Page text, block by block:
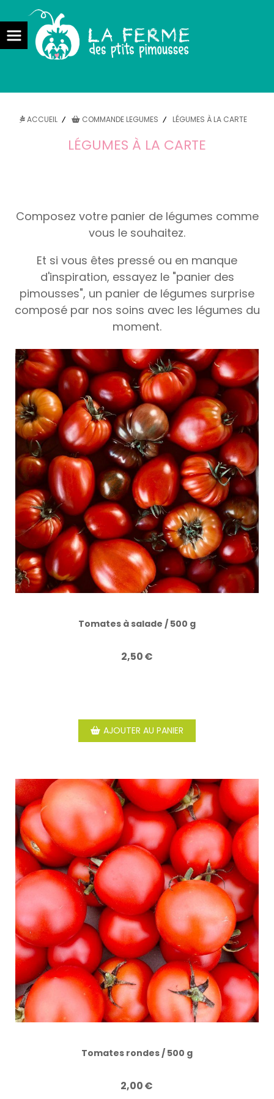
ACCUEIL COMMANDE LEGUMES LÉGUMES À LA CARTE
LÉGUMES À LA CARTE
Composez votre panier de légumes comme
vous le souhaitez.
Et si vous êtes pressé ou en manque
d'inspiration, essayez le "panier des
pimousses", un panier de légumes surprise
composé par nos soins avec les légumes du
moment.
Tomates à salade / 500 g
2,50€
AJOUTER AU PANIER
Tomates rondes / 500 g
2,00€